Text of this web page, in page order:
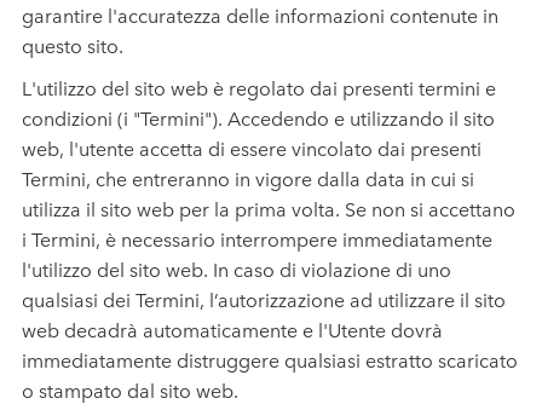
garantire l'accuratezza delle informazioni contenute in
questo sito.
L'utilizzo del sito web è regolato dai presenti termini e
condizioni (i "Termini"). Accedendo e utilizzando il sito
web, l'utente accetta di essere vincolato dai presenti
Termini, che entreranno in vigore dalla data in cui si
utilizza il sito web per la prima volta. Se non si accettano
i Termini, è necessario interrompere immediatamente
l'utilizzo del sito web. In caso di violazione di uno
qualsiasi dei Termini, l’autorizzazione ad utilizzare il sito
web decadrà automaticamente e l'Utente dovrà
immediatamente distruggere qualsiasi estratto scaricato
o stampato dal sito web.